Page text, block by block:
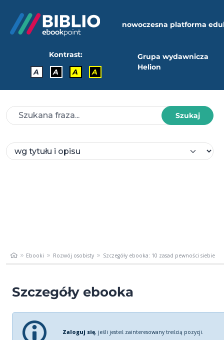
nowoczesna platforma
Kontrast:
A
A A A
Grupa wydawnicza
Helion
Szukaj
Ebooki Rozwój osobisty Szczegóły ebooka: 10 zasad pewności siebie
Szczegóły ebooka
Zaloguj się, jeśli jesteś zainteresowany treścią pozycji.